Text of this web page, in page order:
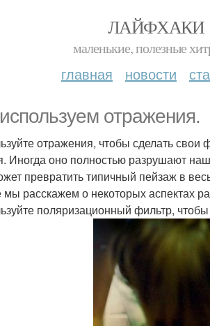
ЛАЙФХАКИ
маленькие, полезные
главная новости
отражения.
отражения, чтобы сделать
Иногда оно полностью разрушают
превратить типичный пейзаж в
мы расскажем о некоторых аспектах
поляризационный фильтр,